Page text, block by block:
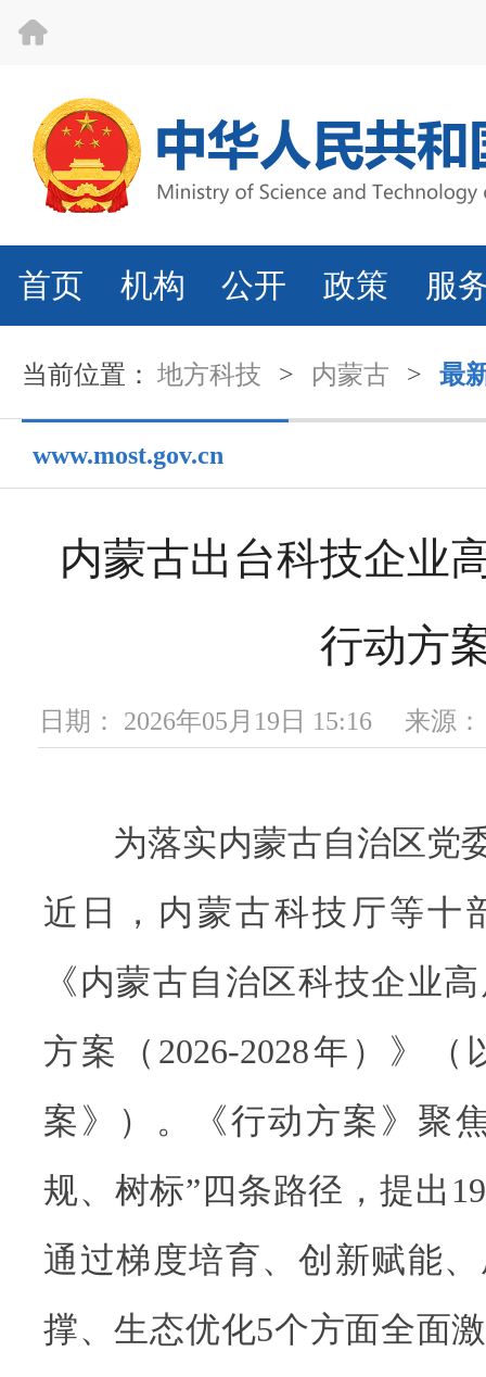
首页 机构 公开 政策 服
当前位置： 地方科技 > 内蒙古 > 最
www.most.gov.cn
内蒙古出台科技企业
行动方
日期： 2026年05月19日 15:16 来源
为落实内蒙古自治区党委
近日，内蒙古科技厅等十
《内蒙古自治区科技企业
方案（2026-2028年）》
案》）。《行动方案》聚
规、树标”四条路径，提出
通过梯度培育、创新赋能
撑、生态优化5个方面全面